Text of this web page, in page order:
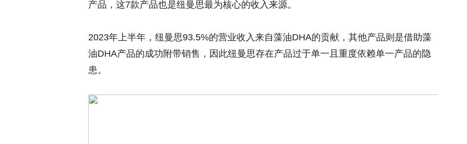
产品，这7款产品也是纽曼思最为核心的收入来源。
2023年上半年，纽曼思93.5%的营业收入来自藻油DHA的贡献，其他产品则是借助藻
油DHA产品的成功附带销售，因此纽曼思存在产品过于单一且重度依赖单一产品的隐
患。